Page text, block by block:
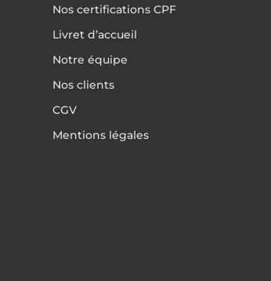
Nos certifications CPF
Livret d’accueil
Notre équipe
Nos clients
CGV
Mentions légales